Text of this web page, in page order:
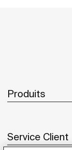
Produits
Service Client